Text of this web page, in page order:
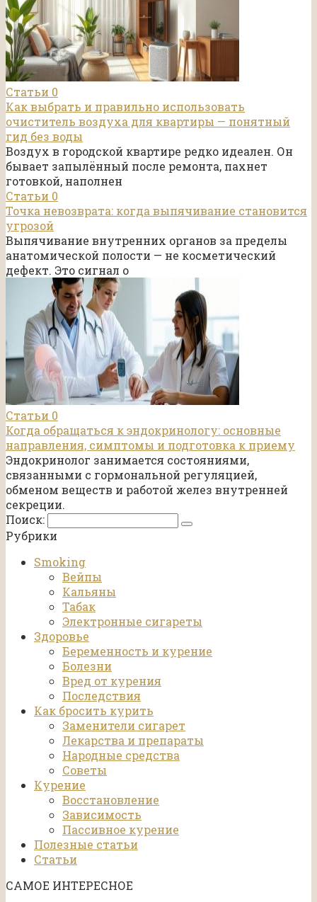
Статьи 0
Как выбрать и правильно использовать
очиститель воздуха для квартиры — понятный
гид без воды
Воздух в городской квартире редко идеален. Он
бывает запылённый после ремонта, пахнет
готовкой, наполнен
Статьи 0
Точка невозврата: когда выпячивание становится
угрозой
Выпячивание внутренних органов за пределы
анатомической полости — не косметический
дефект. Это сигнал о
Статьи 0
Когда обращаться к эндокринологу: основные
направления, симптомы и подготовка к приему
Эндокринолог занимается состояниями,
связанными с гормональной регуляцией,
обменом веществ и работой желез внутренней
секреции.
Поиск:
Рубрики
Smoking
Вейпы
Кальяны
Табак
Электронные сигареты
Здоровье
Беременность и курение
Болезни
Вред от курения
Последствия
Как бросить курить
Заменители сигарет
Лекарства и препараты
Народные средства
Советы
Курение
Восстановление
Зависимость
Пассивное курение
Полезные статьи
Статьи
САМОЕ ИНТЕРЕСНОЕ